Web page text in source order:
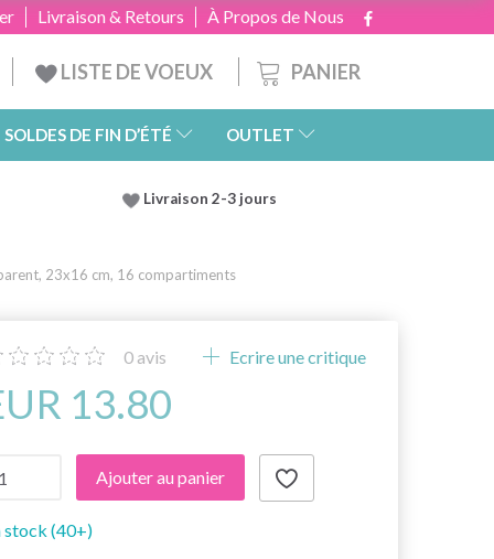
À Propos de Nous
Livraison & Retours
PANIER
LISTE DE VOEUX
SOLDES DE FIN D’ÉTÉ OUTLET
Livraison 2-3 jours
23x16 cm, 16 compartiments
0 avis Ecrire une critique
13.80
Ajouter au panier
stock (40+)